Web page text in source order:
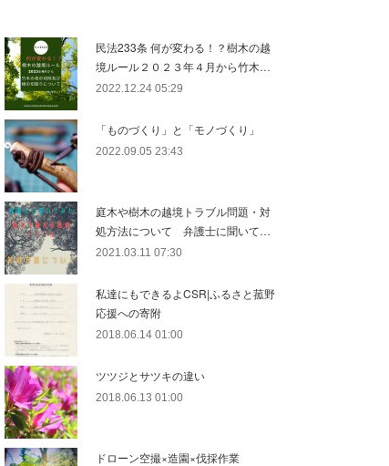
民法233条 何が変わる！？樹木の越
境ルール２０２３年４月から竹木…
2022.12.24 05:29
「ものづくり」と「モノづくり」
2022.09.05 23:43
庭木や樹木の越境トラブル問題・対
処方法について 弁護士に聞いて…
2021.03.11 07:30
私達にもできるよCSR|ふるさと菰野
応援への寄附
2018.06.14 01:00
ツツジとサツキの違い
2018.06.13 01:00
ドローン空撮×造園×伐採作業